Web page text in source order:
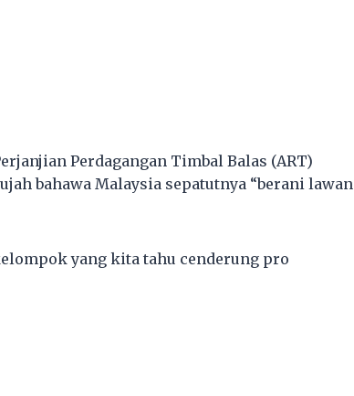
Perdagangan Timbal Balas (ART)
bahawa Malaysia sepatutnya “berani lawan
yang kita tahu cenderung pro